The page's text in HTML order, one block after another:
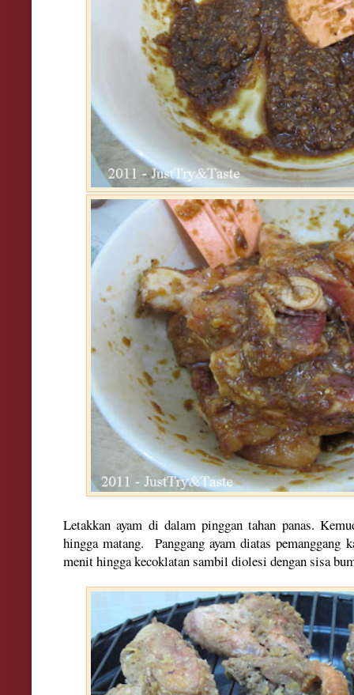
Letakkan ayam di dalam pinggan tahan panas.
hingga matang.Panggang ayam diatas
menit hingga kecoklatan sambil diolesi dengan sisa